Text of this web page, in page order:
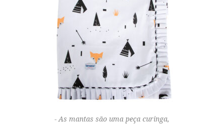
As mantas são uma peça curinga,